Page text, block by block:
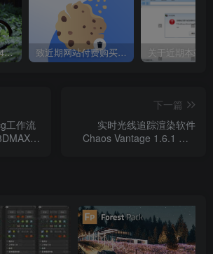
Itoo Forest Pack 7.4.20 森林插件 For 3DSMAX 2014 ~ 2023 汉化永久版 致近期网站付费购买资源及会员用户后，网页显示依然没有购买解决方法！
工作流
下一篇
实时光线追踪渲染软件
Chaos Vantage 1.6.1 Win